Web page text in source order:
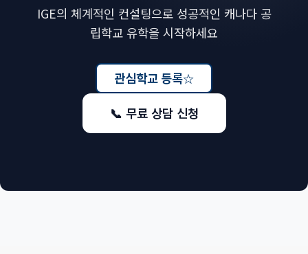
IGE의 체계적인 컨설팅으로 성공적인 캐나다 공
립학교 유학을 시작하세요
관심학교 등록☆
📞 무료 상담 신청